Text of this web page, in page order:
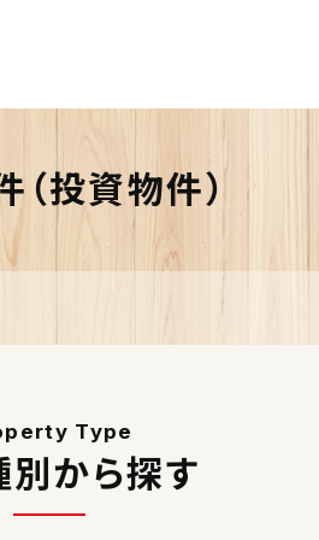
投資物件）
Type
から探す